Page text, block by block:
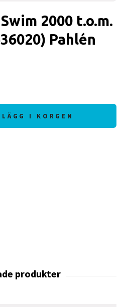
2000 t.o.m.
Pahlén
LÄGG I KORGEN